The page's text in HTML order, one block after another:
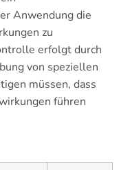
Anwendung die
zu
erfolgt durch
von speziellen
müssen, dass
führen